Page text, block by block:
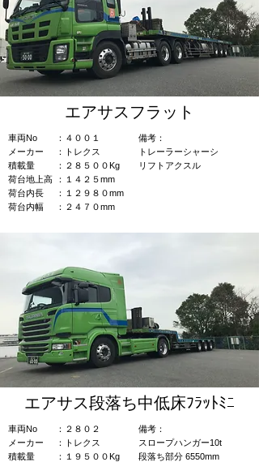
エアサスフラット
：４００１
：トレクス
：２８５００Kg
：１４２５mm
：１２９８０mm
：２４７０mm
​備考：​​
トレーラーシャーシ
​リフトアクスル
車両No
​メーカー
積載量
荷台地上高
荷台内長
荷台内幅
エアサス段落ち中低床ﾌﾗｯﾄﾐﾆ
：２８０２
：トレクス
：１９５００Kg
​備考：​
​スロープハンガー10t​
​段落ち部分 6550mm
車両No
​メーカー
積載量